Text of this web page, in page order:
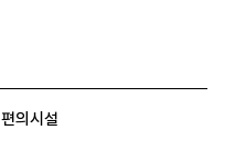
편의시설